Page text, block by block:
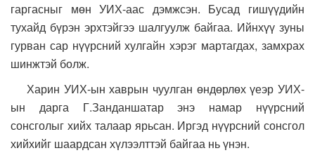
гаргасныг мөн УИХ-аас дэмжсэн. Бусад гишүүдийн
тухайд бүрэн эрхтэйгээ шалгуулж байгаа. Ийнхүү зуны
гурван сар нүүрсний хулгайн хэрэг мартагдах, замхрах
шинжтэй болж.
Харин УИХ-ын хаврын чуулган өндөрлөх үеэр УИХ-
ын дарга Г.Занданшатар энэ намар нүүрсний
сонсголыг хийх талаар ярьсан. Иргэд нүүрсний сонсгол
хийхийг шаардсан хүлээлттэй байгаа нь үнэн.